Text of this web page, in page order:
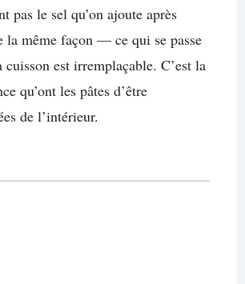
pas le sel qu’on ajoute après
la même façon — ce qui se passe
cuisson est irremplaçable. C’est la
qu’ont les pâtes d’être
de l’intérieur.